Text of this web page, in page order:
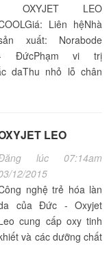
OXYJET LEO
Liên hệNhà
xuất: Norabode
ĐứcPhạm vi trị
daThu nhỏ lỗ chân
LEO
lúc 07:14am
12/2015
nghệ trẻ hóa làn
của Đức - Oxyjet
cung cấp oxy tinh
và các dưỡng chất